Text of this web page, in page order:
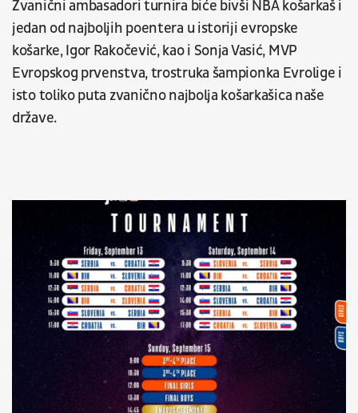
Zvanični ambasadori turnira biće bivši NBA košarkaš i
jedan od najboljih poentera u istoriji evropske
košarke, Igor Rakočević, kao i Sonja Vasić, MVP
Evropskog prvenstva, trostruka šampionka Evrolige i
isto toliko puta zvanično najbolja košarkašica naše
države.